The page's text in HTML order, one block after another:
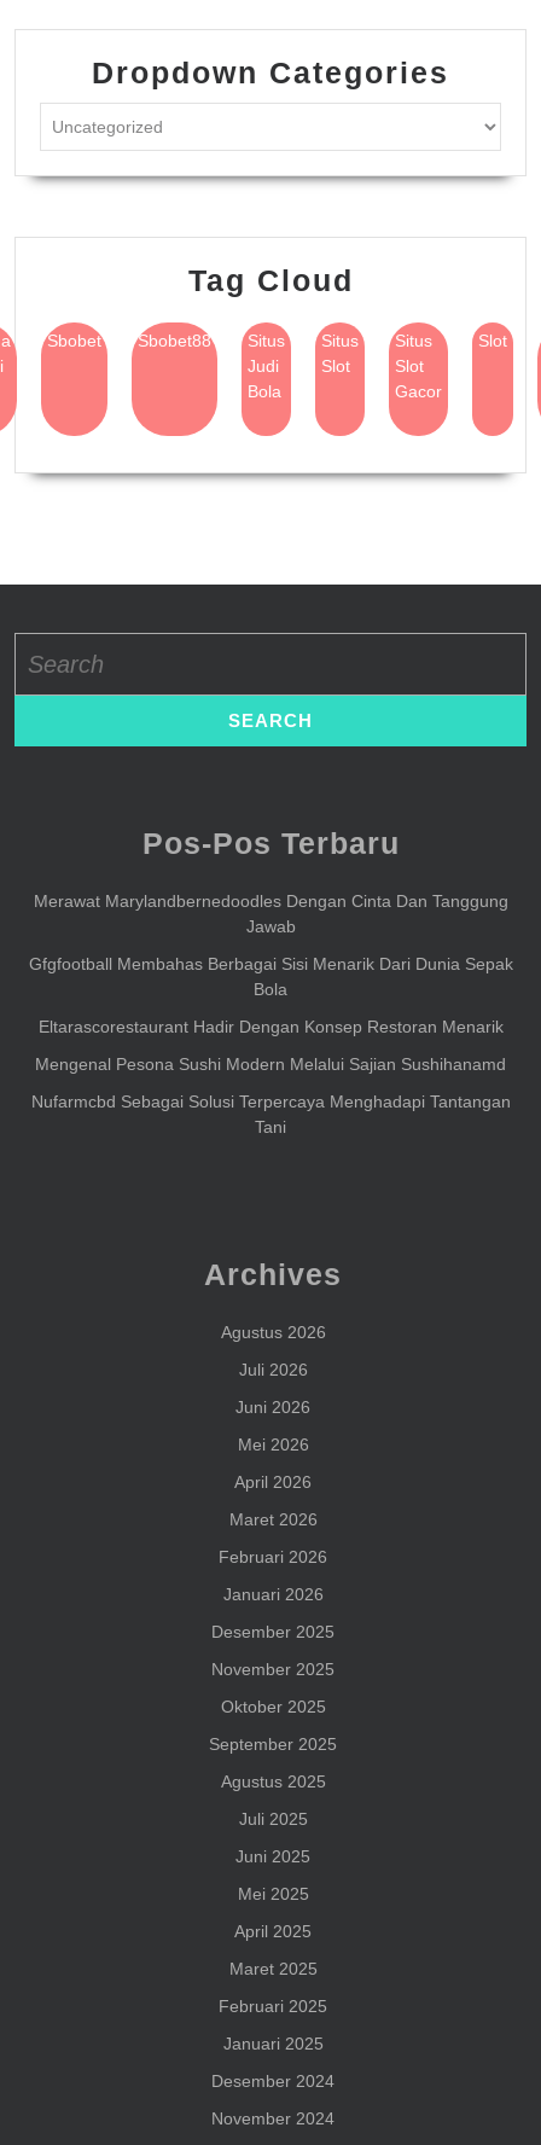
Dropdown Categories
Tag Cloud
Sbobet Sbobet88
Situs
Judi
Bola
Situs
Slot
Situs
Slot
Gacor
Slot
for:
Pos-Pos Terbaru
Merawat Marylandbernedoodles Dengan Cinta Dan Tanggung
Jawab
Gfgfootball Membahas Berbagai Sisi Menarik Dari Dunia Sepak
Bola
Eltarascorestaurant Hadir Dengan Konsep Restoran Menarik
Mengenal Pesona Sushi Modern Melalui Sajian Sushihanamd
Nufarmcbd Sebagai Solusi Terpercaya Menghadapi Tantangan
Tani
Archives
Agustus 2026
Juli 2026
Juni 2026
Mei 2026
April 2026
Maret 2026
Februari 2026
Januari 2026
Desember 2025
November 2025
Oktober 2025
September 2025
Agustus 2025
Juli 2025
Juni 2025
Mei 2025
April 2025
Maret 2025
Februari 2025
Januari 2025
Desember 2024
November 2024